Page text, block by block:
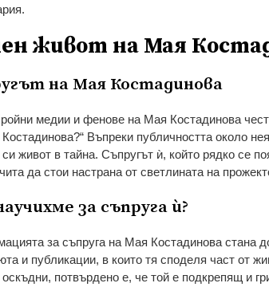
живот на Мая
на Мая Костадинова
медии и фенове на Мая Костадинова
Въпреки публичността около
живот в тайна. Съпругът ѝ, който рядко се
да стои настрана от светлината на
за съпруга ѝ?
за съпруга на Мая Костадинова стана
и публикации, в които тя споделя част от
оскъдни, потвърдено е, че той е подкрепящ и